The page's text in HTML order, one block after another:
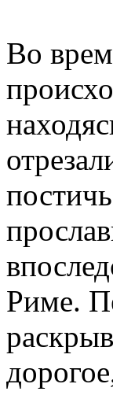
Во
Риме.